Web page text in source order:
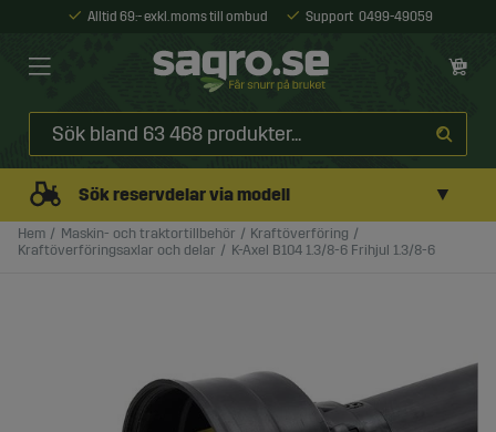
Alltid 69:- exkl. moms till ombud Support 0499-49059
Sök reservdelar via modell ▼
Hem Maskin- och traktortillbehör
Kraftöverföring
Kraftöverföringsaxlar och delar
K-Axel B104 1.3/8-6 Frihjul 1.3/8-6